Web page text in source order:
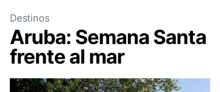
Destinos
Aruba: Semana Santa
frente al mar